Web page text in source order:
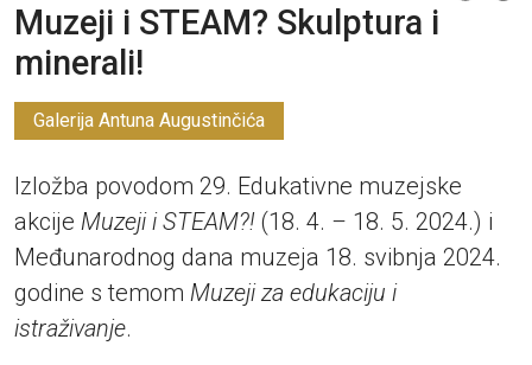
Muzeji i STEAM? Skulptura i
minerali!
Galerija Antuna Augustinčića
Izložba povodom 29. Edukativne muzejske
akcije Muzeji i STEAM?!(18. 4. – 18. 5. 2024.) i
Međunarodnog dana muzeja 18. svibnja 2024.
godine s temom Muzeji za edukaciju i
istraživanje.